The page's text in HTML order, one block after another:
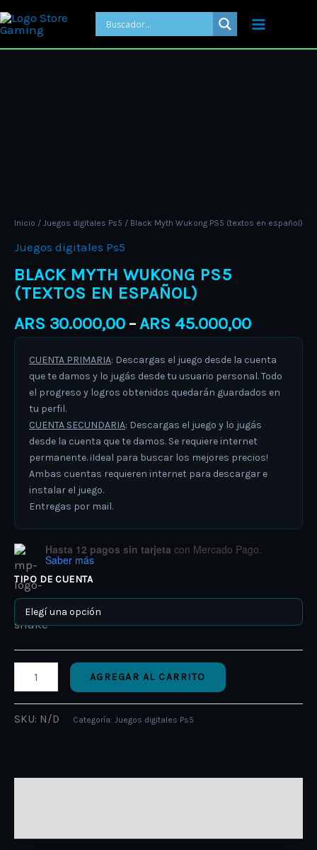
Ir
al
contenido
Inicio / Juegos digitales Ps5 / Black Myth Wukong PS5 (textos en español)
Juegos digitales Ps5
BLACK MYTH WUKONG PS5
(TEXTOS EN ESPAÑOL)
ARS 30.000,00 –ARS 45.000,00
CUENTA PRIMARIA: Descargas el juego desde la cuenta
que te damos y lo jugás desde tu usuario personal. Todo
el progreso y logros obtenidos quedarán guardados en
tu perfil.
CUENTA SECUNDARIA: Descargas el juego y lo jugás
desde la cuenta que te damos. Se requiere internet
permanente. ¡Ideal para buscar los mejores precios!
Ambas cuentas requieren internet para descargar e
instalar el juego.
Entregas por mail.
Hasta 12 pagos sin tarjeta con Mercado Pago.
Saber más
TIPO DE CUENTA
AGREGAR AL CARRITO
SKU: N/D Categoría: Juegos digitales Ps5